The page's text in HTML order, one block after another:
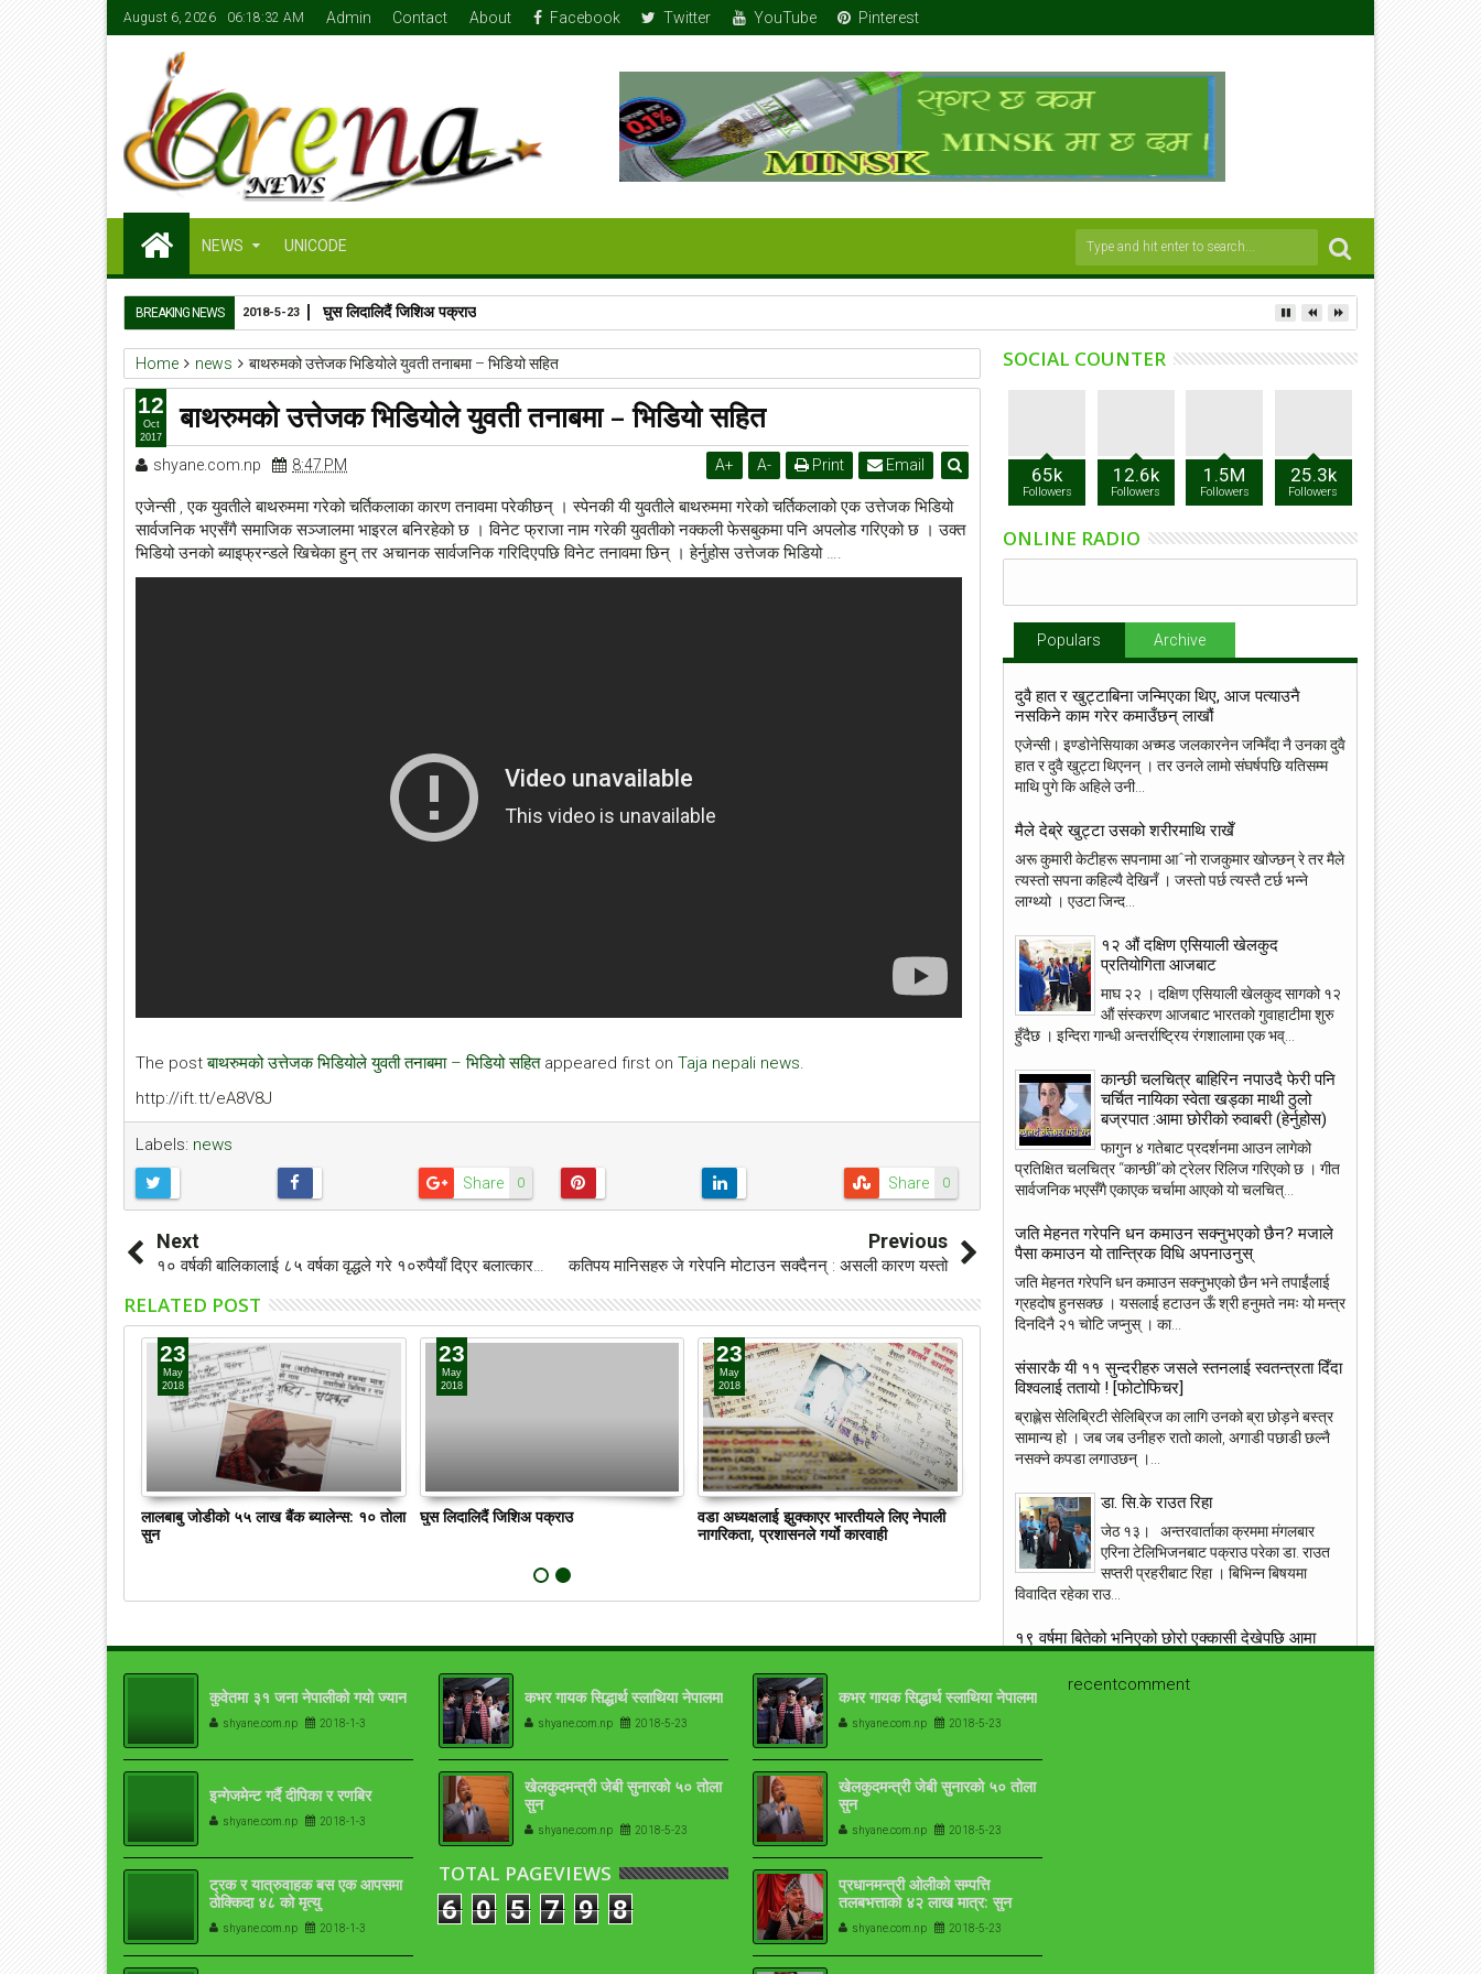
August 6, 2026 06:18:33 AM Admin Contact About Facebook Twitter YouTube Pinterest
NEWS UNICODE
BREAKING NEWS घुस लिदालिदैं जिशिअ पक्राउ
2018-5-23
Home news बाथरुमको उत्तेजक भिडियोले युवती तनाबमा – भिडियो सहित
बाथरुमको उत्तेजक भिडियोले युवती तनाबमा – भिडियो सहित
shyane.com.np 8:47 PM A+ A- Print Email
एजेन्सी , एक युवतीले बाथरुममा गरेको चर्तिकलाका कारण तनावमा परेकीछन् । स्पेनकी यी युवतीले बाथरुममा गरेको चर्तिकलाको एक उत्तेजक भिडियो
सार्वजनिक भएसँगै समाजिक सञ्जालमा भाइरल बनिरहेको छ । विनेट फ्राजा नाम गरेकी युवतीको नक्कली फेसबुकमा पनि अपलोड गरिएको छ । उक्त
भिडियो उनको ब्याइफ्रन्डले खिचेका हुन् तर अचानक सार्वजनिक गरिदिएपछि विनेट तनावमा छिन् । हेर्नुहोस उत्तेजक भिडियो ….
The postबाथरुमको उत्तेजक भिडियोले युवती तनाबमा – भिडियो सहितappeared first on Taja nepali news.
http://ift.tt/eA8V8J
Labels: news
0
Share 0
Share
12
Oct
2017
Next
१० वर्षकी बालिकालाई ८५ वर्षका वृद्धले गरे १०रुपैयाँ दिएर बलात्कार…
Previous
कतिपय मानिसहरु जे गरेपनि मोटाउन सक्दैनन् : असली कारण यस्तो
RELATED POST
23
May
2018
लालबाबु जोडीको ५५ लाख बैंक ब्यालेन्स: १० तोला
सुन
23
May
2018
घुस लिदालिदैं जिशिअ पक्राउ
23
May
2018
वडा अध्यक्षलाई झुक्काएर भारतीयले लिए नेपाली
नागरिकता, प्रशासनले गर्याे कारवाही
May
2018
कांग्रेस उपसभापति निधि अमेरिकामा
May
पटक फाइनलमा, फाप डु प्लेसिसको
ब्याटिङ
SOCIAL COUNTER
65k
Followers
12.6k
Followers
1.5M
Followers
25.3k
Followers
ONLINE RADIO
Populars Archive
दुवै हात र खुट्टाबिना जन्मिएका थिए, आज पत्याउनै
नसकिने काम गरेर कमाउँछन् लाखौं
एजेन्सी। इण्डोनेसियाका अच्मड जलकारनेन जन्मिँदा नै उनका दुवै
हात र दुवै खुट्टा थिएनन् । तर उनले लामो संघर्षपछि यतिसम्म
माथि पुगे कि अहिले उनी...
मैले देब्रे खुट्टा उसको शरीरमाथि राखेँ
अरू कुमारी केटीहरू सपनामा आˆनो राजकुमार खोज्छन् रे तर मैले
त्यस्तो सपना कहिल्यै देखिनँ । जस्तो पर्छ त्यस्तै टर्छ भन्ने
लाग्थ्यो । एउटा जिन्द...
१२ औं दक्षिण एसियाली खेलकुद
प्रतियोगिता आजबाट
माघ २२ । दक्षिण एसियाली खेलकुद सागको १२
औं संस्करण आजबाट भारतको गुवाहाटीमा शुरु
हुँदैछ । इन्दिरा गान्धी अन्तर्राष्ट्रिय रंगशालामा एक भव्...
कान्छी चलचित्र बाहिरिन नपाउदै फेरी पनि
चर्चित नायिका स्वेता खड्का माथी ठुलो
बज्रपात :आमा छोरीको रुवाबरी (हेर्नुहोस)
फागुन ४ गतेबाट प्रदर्शनमा आउन लागेको
प्रतिक्षित चलचित्र “कान्छी”को ट्रेलर रिलिज गरिएको छ । गीत
सार्वजनिक भएसँगै एकाएक चर्चामा आएको यो चलचित्...
जति मेहनत गरेपनि धन कमाउन सक्नुभएको छैन? मजाले
पैसा कमाउन यो तान्त्रिक विधि अपनाउनुस्
जति मेहनत गरेपनि धन कमाउन सक्नुभएको छैन भने तपाईंलाई
ग्रहदोष हुनसक्छ । यसलाई हटाउन ऊँ श्री हनुमते नमः यो मन्त्र
दिनदिनै २१ चोटि जप्नुस् । का...
संसारकै यी ११ सुन्दरीहरु जसले स्तनलाई स्वतन्त्रता दिँदा
विश्वलाई ततायो ! [फोटोफिचर]
ब्राह्लेस सेलिब्रिटी सेलिब्रिज का लागि उनको ब्रा छोड़ने बस्त्र
सामान्य हो । जब जब उनीहरु रातो कालो, अगाडी पछाडी छल्नै
नसक्ने कपडा लगाउछन् ।...
डा. सि.के राउत रिहा
जेठ १३। अन्तरवार्ताका क्रममा मंगलबार
एरिना टेलिभिजनबाट पक्राउ परेका डा. राउत
सप्तरी प्रहरीबाट रिहा । बिभिन्न बिषयमा
विवादित रहेका राउ...
१९ वर्षमा बितेको भनिएको छोरो एक्कासी देखेपछि आमा
यसरी झस्किन !
आँफुले जन्माएर हुर्काएको सन्तानको निधनमा जो कोहि पनि
भावबिह्वल हुनु सामान्य कुरा हो । तर आँफुले जन्माएर १९ वर्ष
शुक्रबार फिल्मको नारायणहिटी दरबार परिसरमा सुटिङ भयो।
कुवेतमा ३१ जना नेपालीको गयो ज्यान
shyane.com.np 2018-1-3
इन्गेजमेन्ट गर्दै दीपिका र रणबिर
shyane.com.np 2018-1-3
ट्रक र यात्रुवाहक बस एक आपसमा
ठोक्किदा ४८ को मृत्यु
shyane.com.np 2018-1-3
कभर गायक सिद्धार्थ स्लाथिया नेपालमा
shyane.com.np 2018-5-23
खेलकुदमन्त्री जेबी सुनारको ५० तोला
सुन
shyane.com.np 2018-5-23
TOTAL PAGEVIEWS
6 0 5 7 9 8
कभर गायक सिद्धार्थ स्लाथिया नेपालमा
shyane.com.np 2018-5-23
खेलकुदमन्त्री जेबी सुनारको ५० तोला
सुन
shyane.com.np 2018-5-23
प्रधानमन्त्री ओलीको सम्पत्ति
तलबभत्ताको ४२ लाख मात्र: सुन
१७-१८ तोला
shyane.com.np 2018-5-23
recentcomment